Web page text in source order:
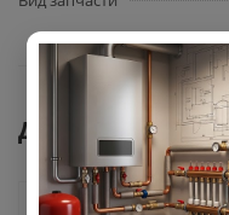
Документы